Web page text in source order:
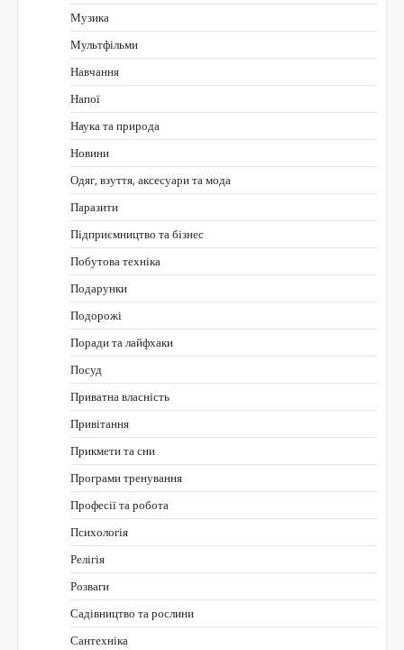
Музика
Мультфільми
Навчання
Напої
Наука та природа
Новини
Одяг, взуття, аксесуари та мода
Паразити
Підприємництво та бізнес
Побутова техніка
Подарунки
Подорожі
Поради та лайфхаки
Посуд
Приватна власність
Привітання
Прикмети та сни
Програми тренування
Професії та робота
Психологія
Релігія
Розваги
Садівництво та рослини
Сантехніка